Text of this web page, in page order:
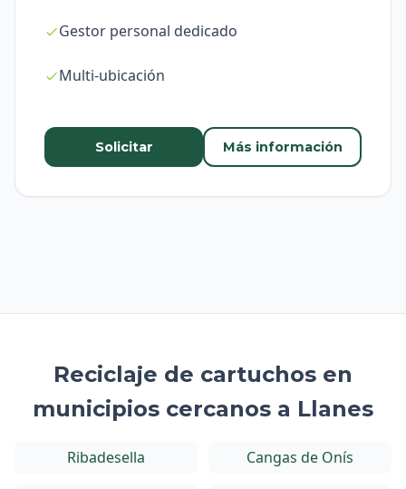
Gestor personal dedicado
Multi-ubicación
Solicitar Más información
Reciclaje de cartuchos en
municipios cercanos a Llanes
Ribadesella Cangas de Onís